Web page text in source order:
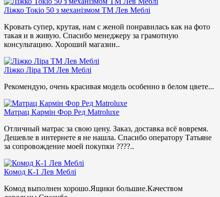
Ліжко Токіо 50 з механізмом ТМ Лев Меблі
Кровать супер, крутая, нам с женой понравилась как на фото
такая и в живую. Спасибо менеджеру за грамотную
консультацию. Хороший магазин..
Ліжко Ліра ТМ Лев Меблі
Рекомендую, очень красивая модель особенно в белом цвете...
Матрац Кармін Фор Ред Matroluxe
Отличный матрас за свою цену. Заказ, доставка всё вовремя.
Дешевле в интернете я не нашла. Спасибо оператору Татьяне
за сопровождение моей покупки ????..
Комод К-1 Лев Меблі
Комод выполнен хорошо.Ящики большие.Качеством